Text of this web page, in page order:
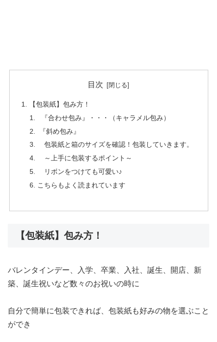
目次
【包装紙】包み方！
『合わせ包み』・・・（キャラメル包み）
『斜め包み』
包装紙と箱のサイズを確認！包装していきます。
～上手に包装するポイント～
リボンをつけても可愛い♪
こちらもよく読まれています
【包装紙】包み方！
バレンタインデー、入学、卒業、入社、誕生、開店、新
築、誕生祝いなど数々のお祝いの時に
自分で簡単に包装できれば、包装紙も好みの物を選ぶこと
ができ